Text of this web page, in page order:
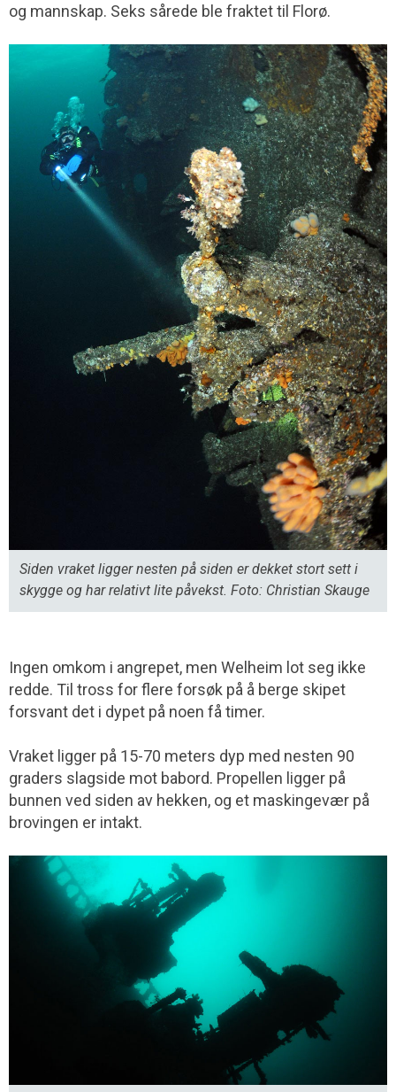
og mannskap. Seks sårede ble fraktet til Florø.
Siden vraket ligger nesten på siden er dekket stort sett i
skygge og har relativt lite påvekst. Foto: Christian Skauge
Ingen omkom i angrepet, men Welheim lot seg ikke
redde. Til tross for flere forsøk på å berge skipet
forsvant det i dypet på noen få timer.
Vraket ligger på 15-70 meters dyp med nesten 90
graders slagside mot babord. Propellen ligger på
bunnen ved siden av hekken, og et maskingevær på
brovingen er intakt.